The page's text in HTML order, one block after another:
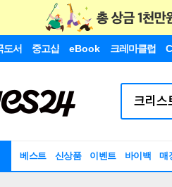
도서 중고샵 eBook 크레마클럽
베스트 신상품 이벤트 바이백 매